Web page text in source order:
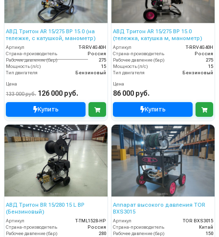
АВД Тритон AR 15/275 ВР 15.0 (на
тележке, с катушкой, манометр)
Артикул
T-RRV4G40H
Страна-производитель
Россия
Рабочее давление (бар)
275
Мощность (л/с)
15
Тип двигателя
Бензиновый
Цена
133 000 руб. 126 000 руб.
Купить
АВД Тритон AR 15/275 ВР 15.0
(тележка, катушка м, манометр)
Артикул
T-RRV4G40H
Страна-производитель
Россия
Рабочее давление (бар)
275
Мощность (л/с)
15
Тип двигателя
Бензиновый
Цена
86 000 руб.
Купить
АВД Тритон BR 15/280 15 L BP
(Бензиновый)
Артикул
T-TML1528-HP
Страна-производитель
Россия
Рабочее давление (бар)
280
Аппарат высокого давления TOR
BXS3015
Артикул
TOR BXS3015
Страна-производитель
Китай
Рабочее давление (бар)
150